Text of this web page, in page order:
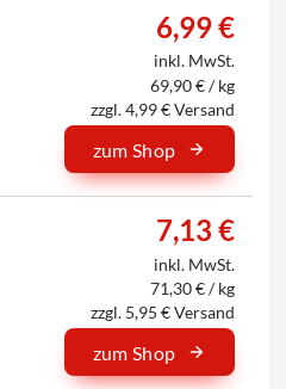
6,99 €
inkl. MwSt.
69,90 € / kg
zzgl. 4,99 € Versand
zum Shop
7,13 €
inkl. MwSt.
71,30 € / kg
zzgl. 5,95 € Versand
zum Shop